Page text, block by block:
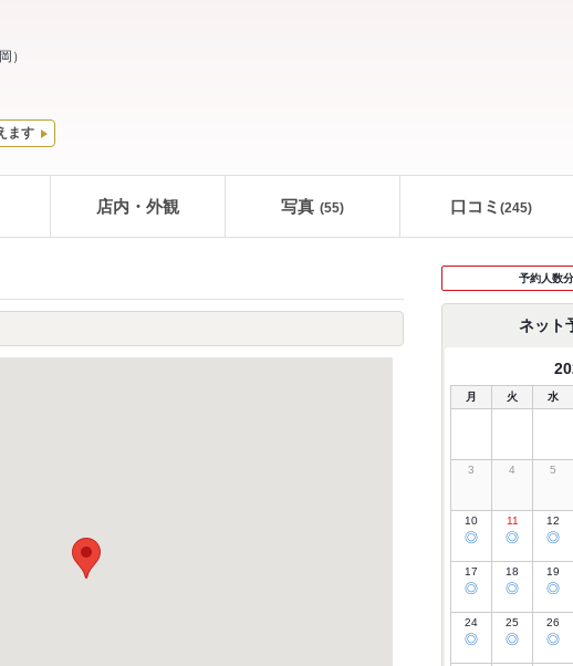
）
ます
店内・外観 写真 (55) 口コミ (245)
予約人数
ネット
月 火 水
3 4 5
10
◎
11
◎
12
◎
17
◎
18
◎
19
◎
24
◎
25
◎
26
◎